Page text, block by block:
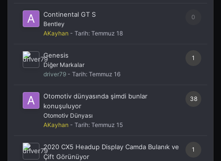
0
Continental GT S
Bentley
AKayhan - Tarih: Temmuz 18
1
Genesis
Diğer Markalar
driver79 - Tarih: Temmuz 16
38
Otomotiv dünyasında şimdi bunlar
konuşuluyor
Otomotiv Dünyası
AKayhan - Tarih: Temmuz 15
1
2020 CX5 Headup Display Camda Bulanık ve
Çift Görünüyor